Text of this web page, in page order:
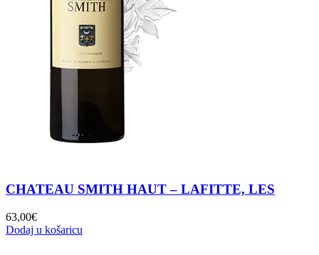
CHATEAU SMITH HAUT – LAFITTE, LES
63,00€
Dodaj u košaricu